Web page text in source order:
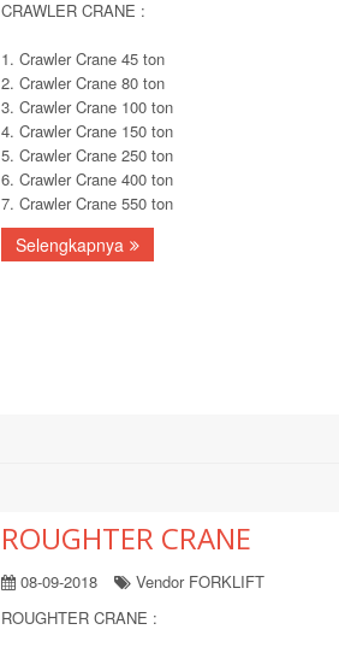
CRAWLER CRANE :
1. Crawler Crane 45 ton
2. Crawler Crane 80 ton
3. Crawler Crane 100 ton
4. Crawler Crane 150 ton
5. Crawler Crane 250 ton
6. Crawler Crane 400 ton
7. Crawler Crane 550 ton
Selengkapnya
ROUGHTER CRANE
08-09-2018
Vendor FORKLIFT
ROUGHTER CRANE :